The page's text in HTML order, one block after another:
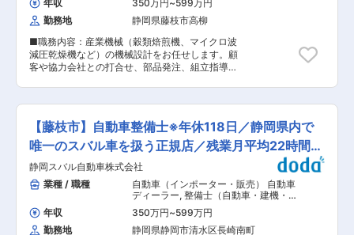
長、そしてブロック長へとスキルアップ）やキャ
リアチェンジが可能です。
ではありえない程の大空間と自由度の高い設計が
できることが魅力の住宅です。 例えば、6m超え
のワイドな大開口や約30帖の無柱空間、ゆとりの
天井高や優れた省エネ性能など、これまでにない
スケールの開放感を作り出せます。 ※建物の平均
価格帯は2300〜2500万円程です。 ＼モデル年収
／ ・年収864万円、29歳、月給30万円、インセ
約） ※上記はあくまでも一例となります。 ※業績
に対する強いプレッシャーはございませんので、
安心してお客様に向き合える環境です。 ＼就業環
境について／ ・20時にPCが自動でシャットダウ
ンする仕組みです。 ※定時前後1時間しかPCが点
かないため、残業時間も30ｈ以内と比較的落ち着
いた働き方が可能です。 ・休日は水曜日が固定、
もう1日は火曜日に取得することが多いです。 ・
有給休暇は最低5日取得。その他リフレッシュ休
年収 350万円 ~599万円
勤務地
静岡県藤枝市高柳
■職務内容：産業機械（穀類焙煎機、マイクロ波
減圧乾燥機など）の機械設計をお任せします。顧
客や協力会社との打合せ、部品発注、組立指導な
品や製品がどのように使われるのかを考え、設計
します。代表的な事例として、もずくにおいても
ただ乾燥させるだけでなく、どうしたらおいしい
のかを考え、機械を設計します。 ■具体的な業務
内容： 従来機をカスタマイズするか、新しい機械
を作るかをお客様との打合せにより、仕様・技術
などの概要も含めて考えます。試作品にてテスト
を行い、CAD（3DCAD）で設計図を作り上げて
いく業務です。基本的には従来のモデルを顧客の
仕様に合わせてカスタマイズすることが多いで
す。要望通りに設備が機能するかテストを行い、
【藤枝市】自動車整備士※年休118日／静岡県内で
唯一のスバル車を扱う正規店／残業月平均22時間以
内
静岡スバル自動車株式会社
業種 / 職種
自動車（インポーター・販売） 自動車
ディーラー, 整備士（自動車・建機・航
空機など）
年収 350万円~599万円
勤務地
静岡県静岡市清水区長崎南町